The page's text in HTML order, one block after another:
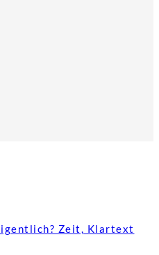
Zeit, Klartext